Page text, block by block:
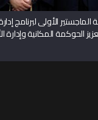
الأولى لبرنامج
الحوكمة المكانية وإدارة